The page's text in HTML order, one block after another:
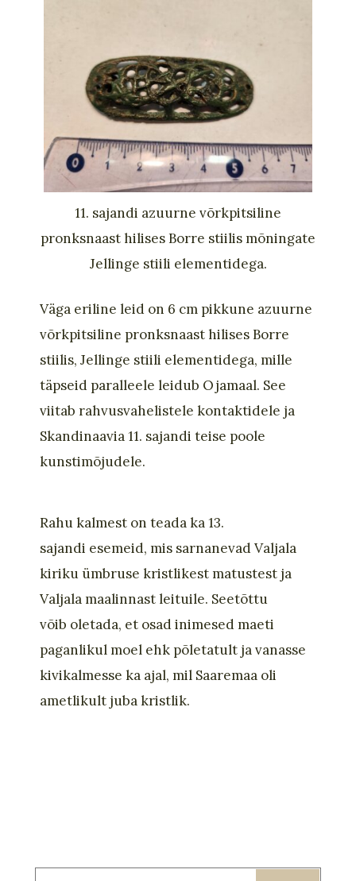
11. sajandi azuurne võrkpitsiline
pronksnaast hilises Borre stiilis mõningate
Jellinge stiili elementidega.
Väga eriline leid on 6 cm pikkune azuurne
võrkpitsiline pronksnaast hilises Borre
stiilis, Jellinge stiili elementidega, mille
täpseid paralleele leidub Ojamaal. See
viitab rahvusvahelistele kontaktidele ja
Skandinaavia 11. sajandi teise poole
kunstimõjudele.
Rahu kalmest on teada ka 13.
sajandi esemeid, mis sarnanevad Valjala
kiriku ümbruse kristlikest matustest ja
Valjala maalinnast leituile. Seetõttu
võib oletada, et osad inimesed maeti
paganlikul moel ehk põletatult ja vanasse
kivikalmesse ka ajal, mil Saaremaa oli
ametlikult juba kristlik.